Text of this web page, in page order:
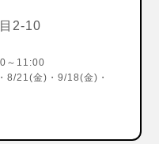
2-10
～11:00
8/21(金)・9/18(金)・